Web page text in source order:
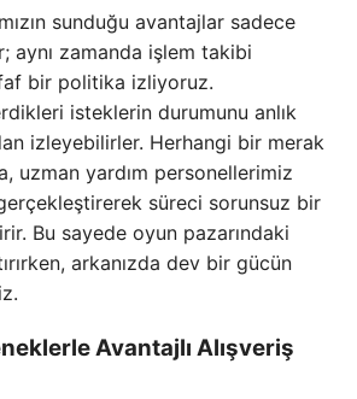
sunduğu avantajlar sadece
aynı zamanda işlem takibi
bir politika izliyoruz.
isteklerin durumunu anlık
izleyebilirler. Herhangi bir merak
uzman yardım personellerimiz
süreci sorunsuz bir
Bu sayede oyun pazarındaki
arkanızda dev bir gücün
Avantajlı Alışveriş